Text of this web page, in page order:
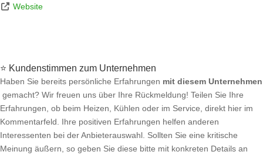
Website
⭐ Kundenstimmen zum Unternehmen
Haben Sie bereits persönliche Erfahrungen mit diesem Unternehmen
gemacht? Wir freuen uns über Ihre Rückmeldung! Teilen Sie Ihre
Erfahrungen, ob beim Heizen, Kühlen oder im Service, direkt hier im
Kommentarfeld. Ihre positiven Erfahrungen helfen anderen
Interessenten bei der Anbieterauswahl. Sollten Sie eine kritische
Meinung äußern, so geben Sie diese bitte mit konkreten Details an